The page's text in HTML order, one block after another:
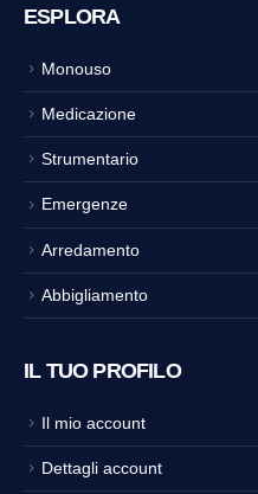
ESPLORA
Monouso
Medicazione
Strumentario
Emergenze
Arredamento
Abbigliamento
IL TUO PROFILO
Il mio account
Dettagli account